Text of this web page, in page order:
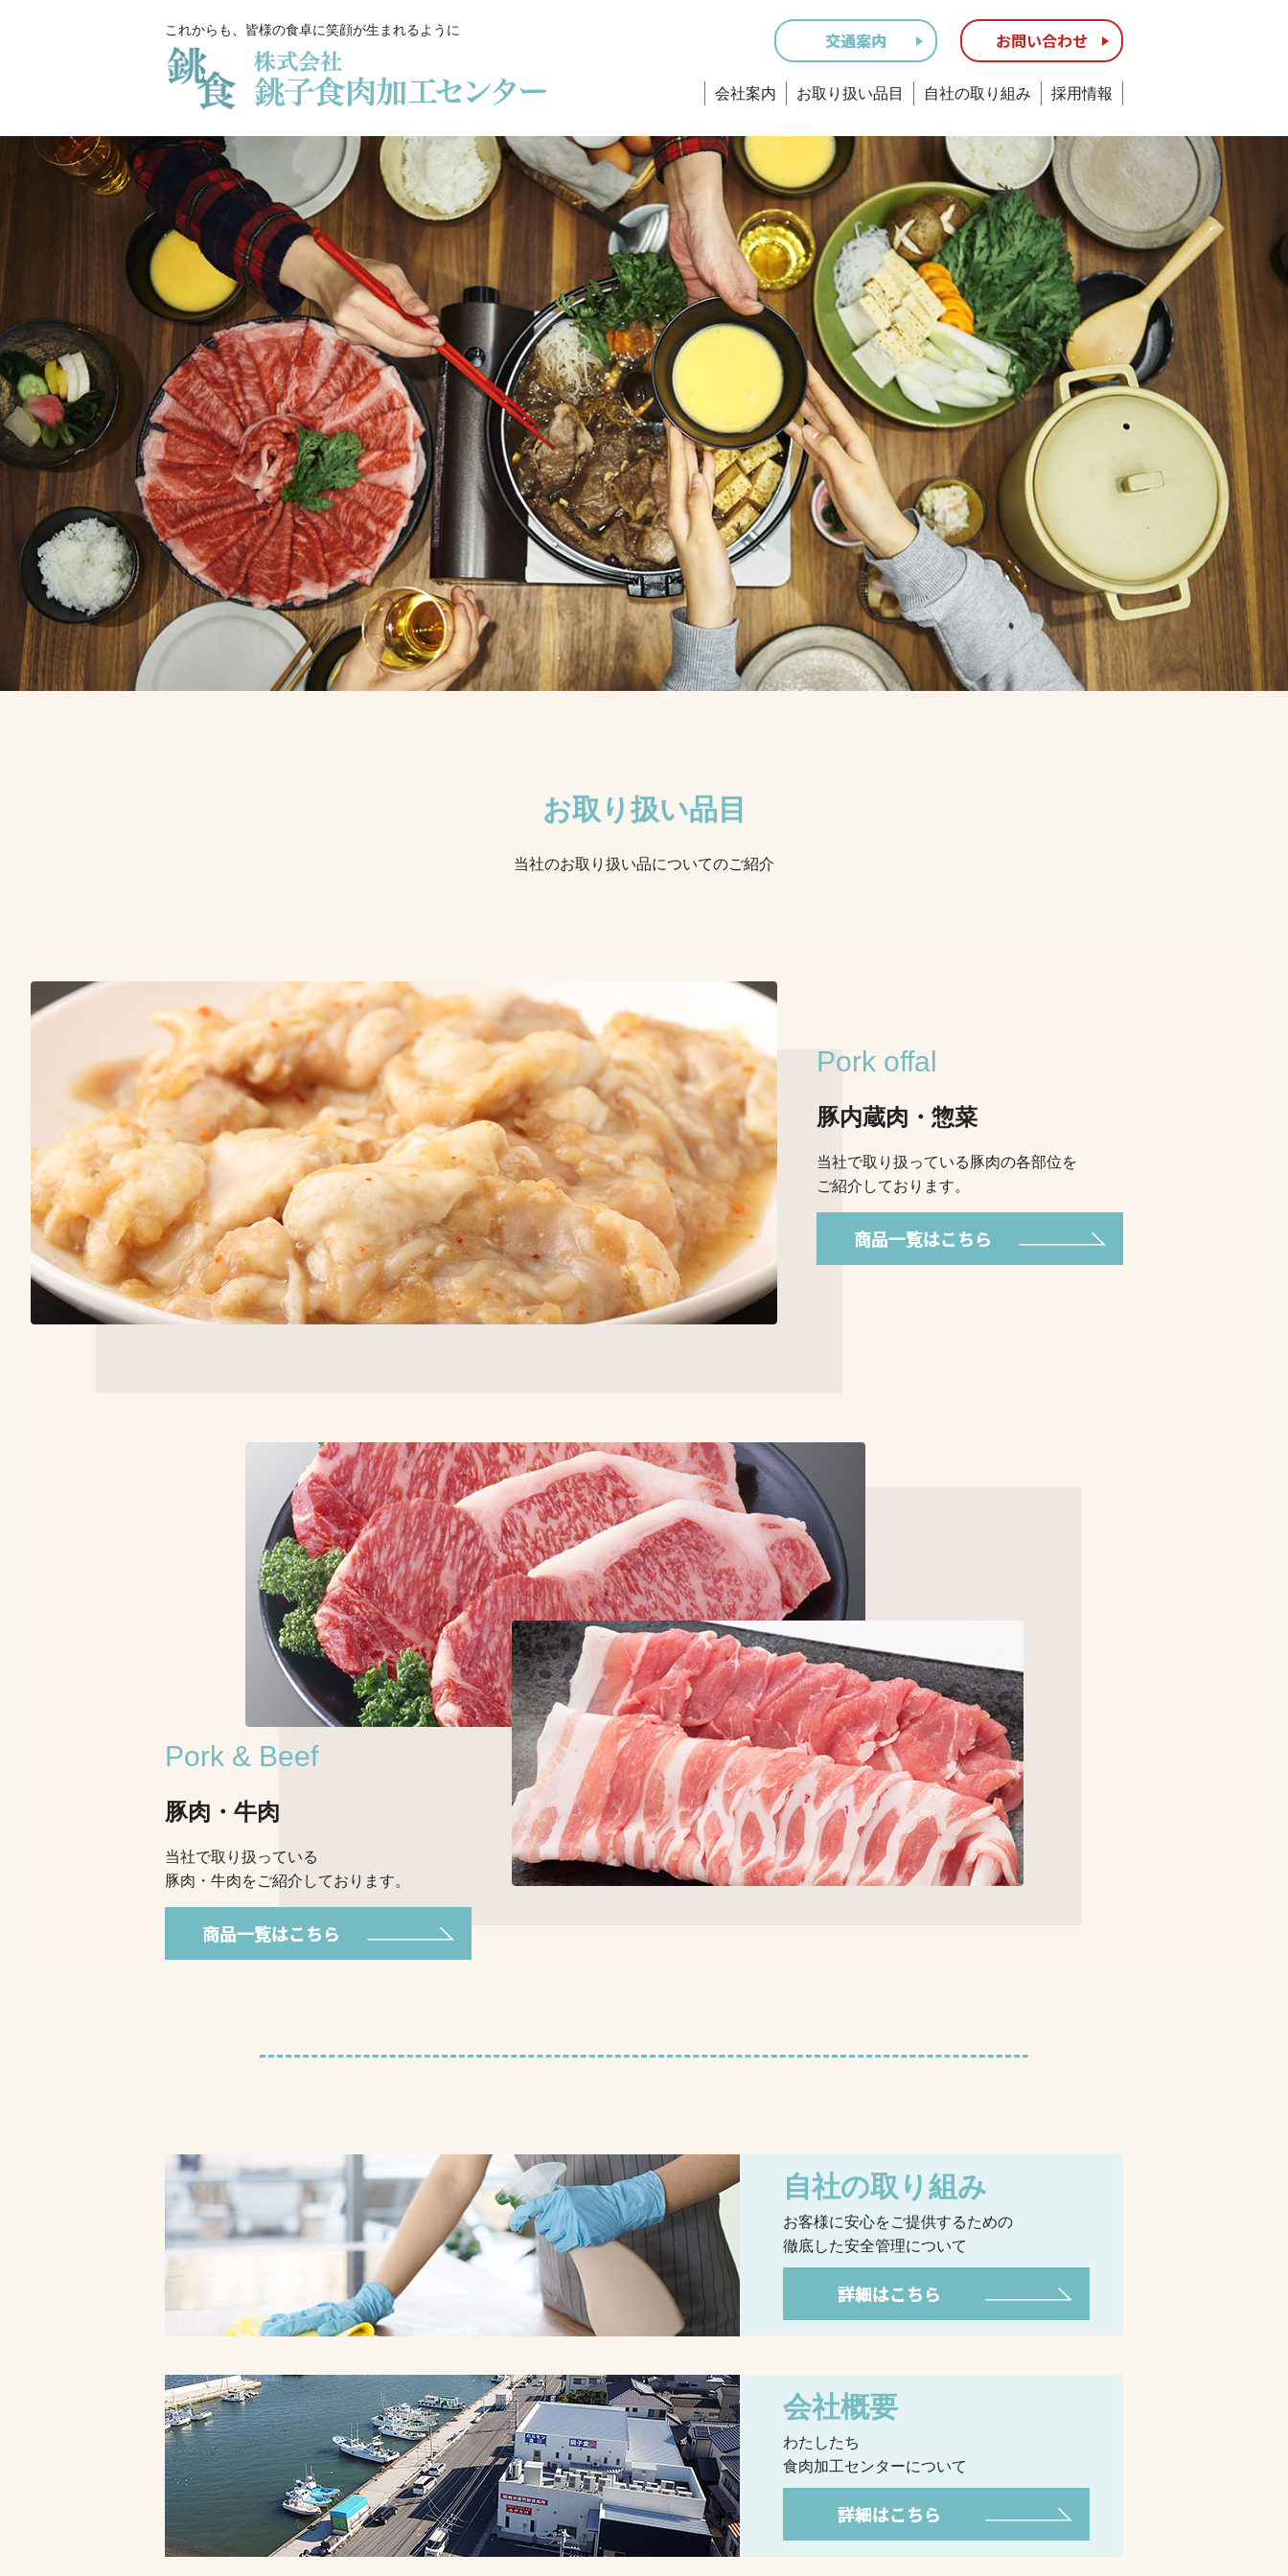
これからも、皆様の食卓に笑顔が生まれるように
会社案内 お取り扱い品目 自社の取り組み 採用情報
お取り扱い品目
当社のお取り扱い品についてのご紹介
Pork offal
豚内蔵肉・惣菜
当社で取り扱っている豚肉の各部位を
ご紹介しております。
Pork & Beef
豚肉・牛肉
当社で取り扱っている
豚肉・牛肉をご紹介しております。
自社の取り組み
お客様に安心をご提供するための
徹底した安全管理について
会社概要
わたしたち
食肉加工センターについて